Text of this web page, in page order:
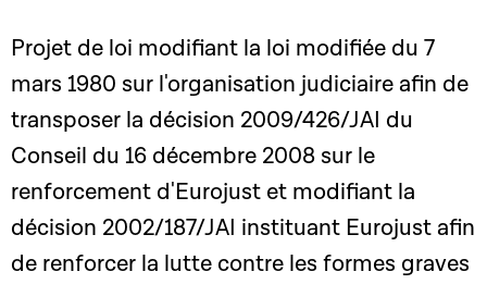
Projet de loi modifiant la loi modifiée du 7
mars 1980 sur l'organisation judiciaire afin de
transposer la décision 2009/426/JAI du
Conseil du 16 décembre 2008 sur le
renforcement d'Eurojust et modifiant la
décision 2002/187/JAI instituant Eurojust afin
de renforcer la lutte contre les formes graves